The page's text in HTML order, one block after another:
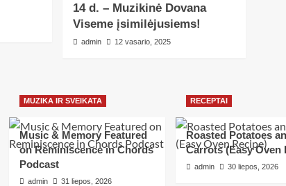
14 d. – Muzikinė Dovana
Viseme įsimilėjusiems!
admin 12 vasario, 2025
MUZIKA IR SVEIKATA
Music & Memory Featured
on Reminiscence in Chords
Podcast
admin 31 liepos, 2026
RECEPTAI
Roasted Potatoes
Carrots (Easy Oven
admin 30 liepos, 2026